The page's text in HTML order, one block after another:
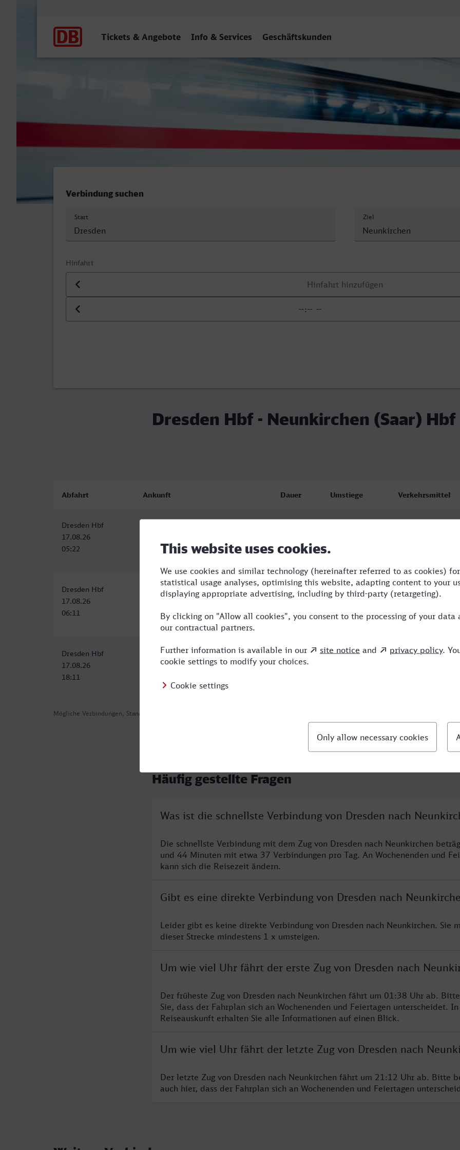
Tickets & Angebote Info & Services Geschäftskunden
Dresden Hbf - Neunkirchen (Saar) Hbf
Verbindung suchen
Start Ziel
Hinfahrt
Datum der Hinfahrt
Uhrzeit der Hinfahrt
Dresden Hbf - Neunkirchen (Saar) Hbf
Mögliche Verbindungen, Stand: 2026-08-03 02:24
Abfahrt Ankunft Dauer Umstiege Verkehrsmittel
Dresden Hbf
17.08.26
05:22
12:06
Dresden Hbf
17.08.26
06:11
Neunkirchen (Saar) Hbf
13:06
6:55 RE,VLX,ICE
Dresden Hbf
17.08.26
18:11
Neunkirchen (Saar) Hbf
18.08.26
12:52 2 VLX,ICE,VIA
Häufig gestellte Fragen
Was ist die schnellste Verbindung von Dresden nach
Die schnellste Verbindung mit dem Zug von Dresden nach Neunkirchen
und 44 Minuten mit etwa 37 Verbindungen pro Tag. An Wochenenden und
kann sich die Reisezeit ändern.
Gibt es eine direkte Verbindung von Dresden nach
Leider gibt es keine direkte Verbindung von Dresden nach Neunkirchen. Sie
dieser Strecke mindestens 1 x umsteigen.
Um wie viel Uhr fährt der erste Zug von Dresden nach
Der früheste Zug von Dresden nach Neunkirchen fährt um 01:38 Uhr ab.
Sie, dass der Fahrplan sich an Wochenenden und Feiertagen unterscheidet.
Reiseauskunft erhalten Sie alle Informationen auf einen Blick.
Um wie viel Uhr fährt der letzte Zug von Dresden nach
Der letzte Zug von Dresden nach Neunkirchen fährt um 21:12 Uhr ab. Bitte
auch hier, dass der Fahrplan sich an Wochenenden und Feiertagen